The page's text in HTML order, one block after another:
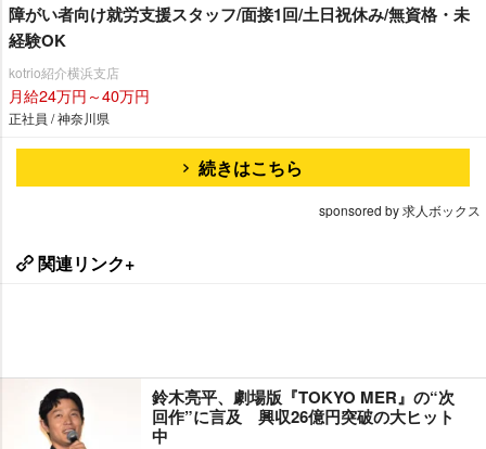
障がい者向け就労支援スタッフ/面接1回/土日祝休み/無資格・未
経験OK
kotrio紹介横浜支店
月給24万円～40万円
正社員 / 神奈川県
続きはこちら
sponsored by 求人ボックス
関連リンク+
鈴木亮平、劇場版『TOKYO MER』の“次
回作”に言及 興収26億円突破の大ヒット
中